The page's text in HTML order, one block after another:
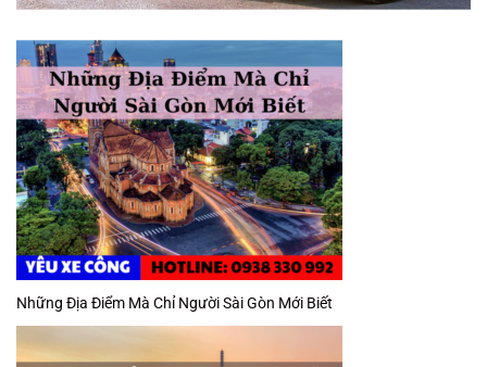
Những Địa Điểm Mà Chỉ Người Sài Gòn Mới Biết